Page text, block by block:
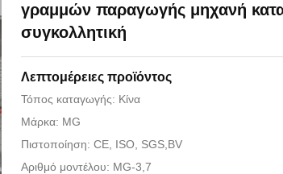
γραμμών παραγωγής μηχανή
συγκολλητική
Λεπτομέρειες προϊόντος
Τόπος καταγωγής: Κίνα
Μάρκα: MG
Πιστοποίηση: CE, ISO, SGS,BV
Αριθμό μοντέλου: MG-3,7